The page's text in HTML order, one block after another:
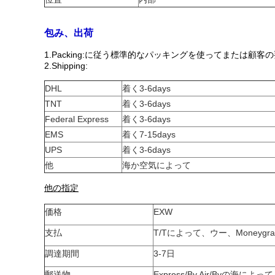
包み、出荷
1.Packing:に従う標準的なパッキングを使ってまたは顧客の
2.Shipping:
DHL
着く3-6days
TNT
着く3-6days
Federal Express
着く3-6days
EMS
着く7-15days
UPS
着く3-6days
他
海か空気によって
他の指定
価格 EXW
支払 T/Tによって、ウー、
調達期間 3-7日